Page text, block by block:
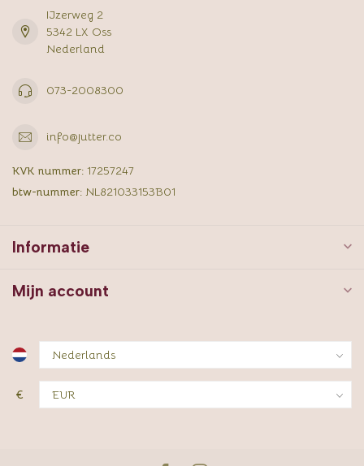
IJzerweg 2
5342 LX Oss
Nederland
073-2008300
info@jutter.co
KVK nummer: 17257247
btw-nummer: NL821033153B01
Informatie
Mijn account
€